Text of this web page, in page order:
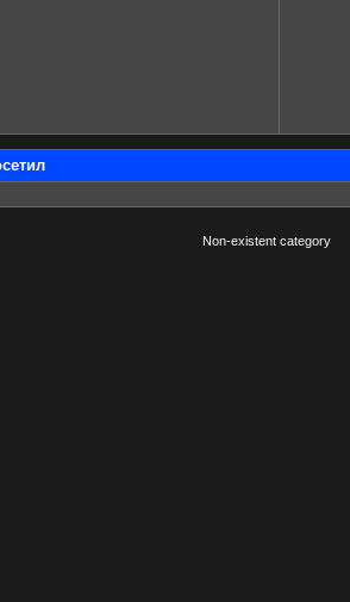
Non-existent category